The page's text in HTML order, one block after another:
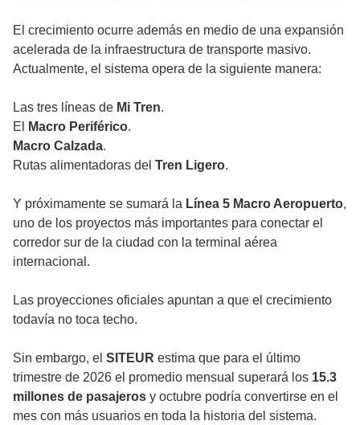
El crecimiento ocurre además en medio de una expansión
acelerada de la infraestructura de transporte masivo.
Actualmente, el sistema opera de la siguiente manera:
Las tres líneas de Mi Tren.
El
Macro Periférico.
Macro Calzada.
Rutas alimentadoras del Tren Ligero.
Y próximamente se sumará la Línea 5 Macro Aeropuerto,
uno de los proyectos más importantes para conectar el
corredor sur de la ciudad con la terminal aérea
internacional.
Las proyecciones oficiales apuntan a que el crecimiento
todavía no toca techo.
Sin embargo, el SITEUR estima que para el último
trimestre de 2026 el promedio mensual superará los 15.3
millones de pasajeros y octubre podría convertirse en el
mes con más usuarios en toda la historia del sistema.